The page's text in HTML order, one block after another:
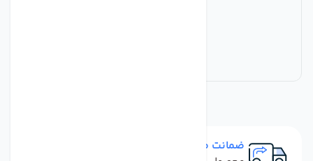
ضمانت مرجوعی